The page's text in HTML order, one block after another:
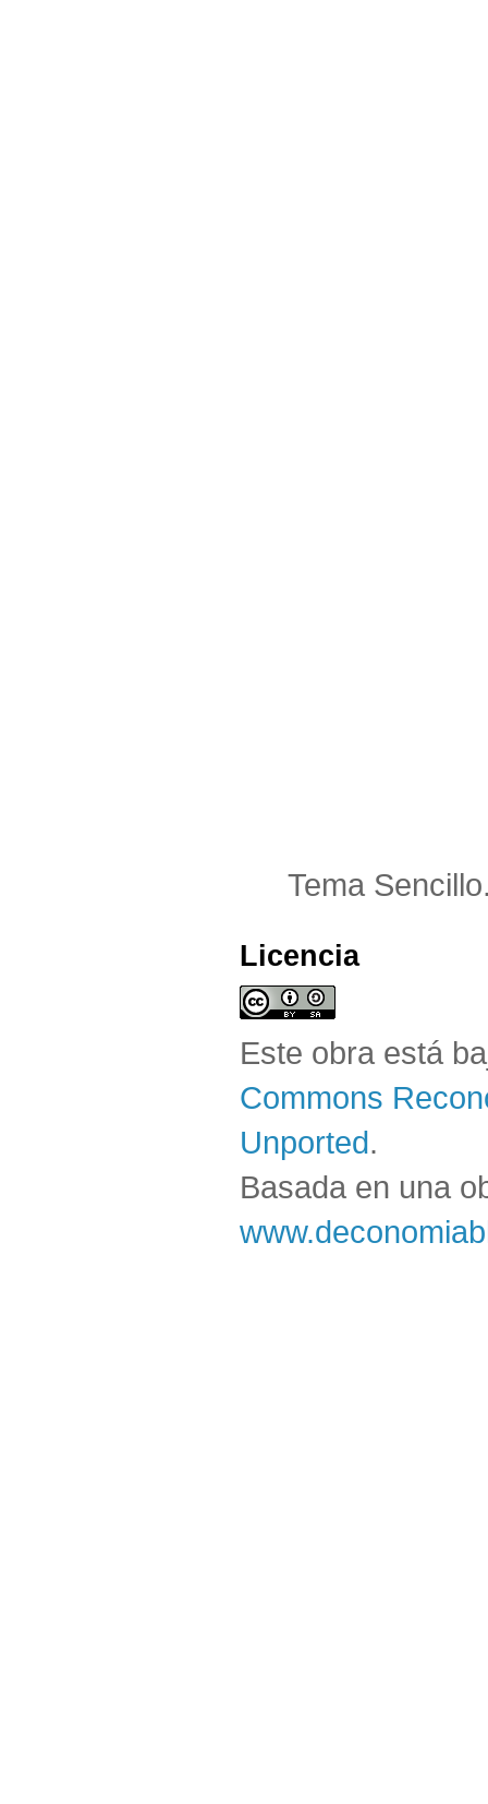
Tema
Licencia
Este obra está
Commons
Unported.
Basada en una